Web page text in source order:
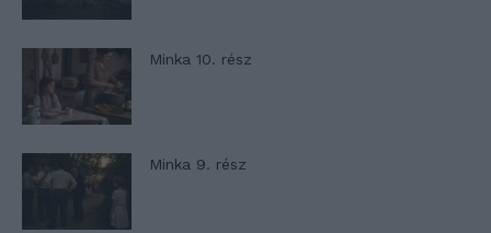
Minka 10. rész
Minka 9. rész